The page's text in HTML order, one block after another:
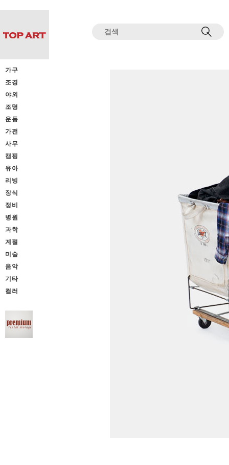
가구
조경
야외
조명
운동
가전
사무
캠핑
유아
리빙
장식
정비
병원
과학
계절
미술
음악
기타
컬러